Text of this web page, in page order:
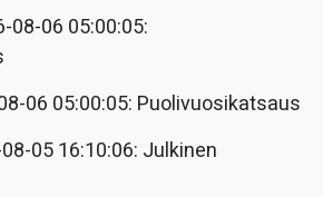
08-06 05:00:05:
06 05:00:05: Puolivuosikatsaus
05 16:10:06: Julkinen